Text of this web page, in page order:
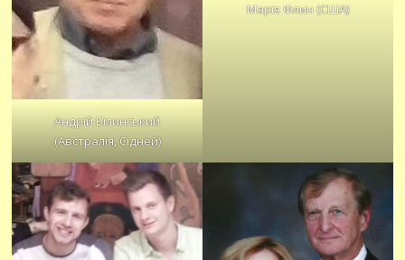
Андрій Білинський
(Австралія, Сідней)
Марія Флин (США)